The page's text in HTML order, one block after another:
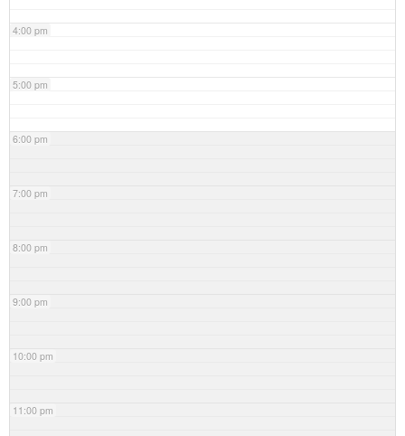
4:00 pm
5:00 pm
6:00 pm
7:00 pm
8:00 pm
9:00 pm
10:00 pm
11:00 pm